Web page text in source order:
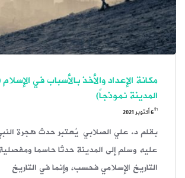
مكانة الإعداد والأخذ بالأسباب في
المدينة نموذجاً)
6th أكتوبر 2021
بقلم د. علي الصلابي يُعتبر حدث هجرة
عليه وسلم إلى المدينة حدثا حاسما
التاريخ الإسلامي فحسب، وإنما في التاريخ